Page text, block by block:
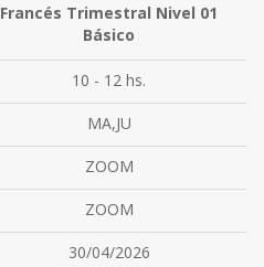
Francés Trimestral Nivel 01
Básico
10 - 12 hs.
MA,JU
ZOOM
ZOOM
30/04/2026